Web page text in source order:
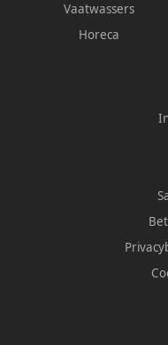
Vaatwassers
Horeca